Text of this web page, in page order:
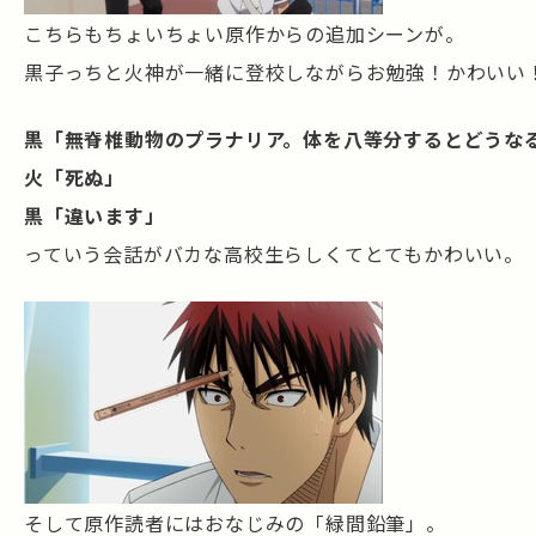
こちらもちょいちょい原作からの追加シーンが。
黒子っちと火神が一緒に登校しながらお勉強！かわいい！
黒「無脊椎動物のプラナリア。体を八等分するとどうな
火「死ぬ」
黒「違います」
っていう会話がバカな高校生らしくてとてもかわいい。
そして原作読者にはおなじみの「緑間鉛筆」。